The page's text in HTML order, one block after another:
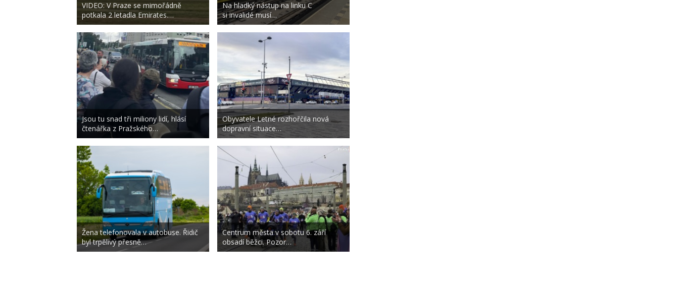
VIDEO: V Praze se mimořádně
potkala 2 letadla Emirates.…
Jsou tu snad tři miliony lidí, hlásí
čtenářka z Pražského…
Žena telefonovala v autobuse. Řidič
byl trpělivý přesně…
Na hladký nástup na linku C
si invalidé musí…
Obyvatele Letné rozhořčila nová
dopravní situace…
Centrum města v sobotu 6. září
obsadí běžci. Pozor…